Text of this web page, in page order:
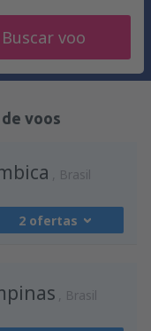
Buscar voo
voos
Brasil
2 ofertas
Brasil